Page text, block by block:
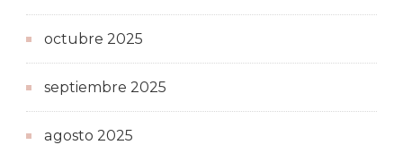
octubre 2025
septiembre 2025
agosto 2025